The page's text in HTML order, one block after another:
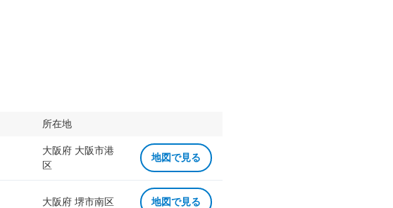
所在地
大阪府 大阪市港
区
地図で見る
大阪府 堺市南区 地図で見る